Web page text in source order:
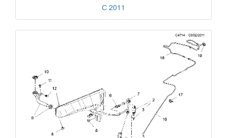
С 2011